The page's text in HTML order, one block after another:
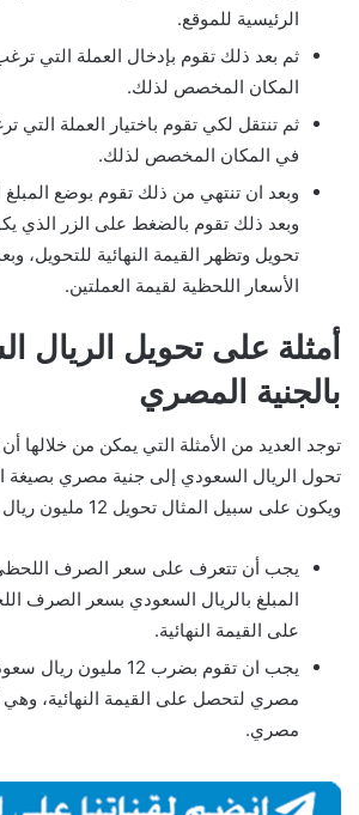
الرئيسية للموقع.
ثم بعد ذلك تقوم بإدخال العملة التي
المكان المخصص لذلك.
ثم تنتقل لكي تقوم باختيار العملة التي
في المكان المخصص لذلك.
وبعد ان تنتهي من ذلك تقوم بوضع المبلغ
وبعد ذلك تقوم بالضغط على الزر الذي
تحويل وتظهر القيمة النهائية للتحويل،
الأسعار اللحظية لقيمة العملتين.
أمثلة على تحويل الريال
بالجنية المصري
توجد العديد من الأمثلة التي يمكن من
تحول الريال السعودي إلى جنية مصري بصيغة
ويكون على سبيل المثال تحويل 12 مليون ريال سعودي.
يجب أن تتعرف على سعر الصرف
المبلغ بالريال السعودي بسعر الصرف
على القيمة النهائية.
مصري.